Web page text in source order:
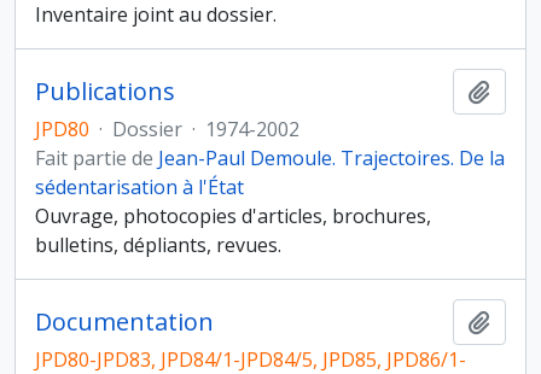
Inventaire joint au dossier.
Publications
JPD80 · Dossier · 1974-2002
Fait partie de Jean-Paul Demoule. Trajectoires. De la
sédentarisation à l'État
Ouvrage, photocopies d'articles, brochures,
bulletins, dépliants, revues.
Documentation
JPD80-JPD83, JPD84/1-JPD84/5, JPD85, JPD86/1-